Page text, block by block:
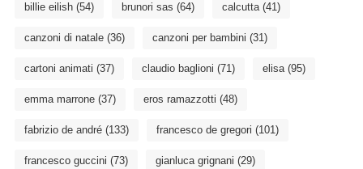
billie eilish(54) brunori sas (64) calcutta(41)
canzoni di natale(36) canzoni per bambini (31)
cartoni animati (37) claudio baglioni (71) elisa(95)
emma marrone(37) eros ramazzotti (48)
fabrizio de andré(133) francesco de gregori (101)
francesco guccini (73) gianluca grignani (29)